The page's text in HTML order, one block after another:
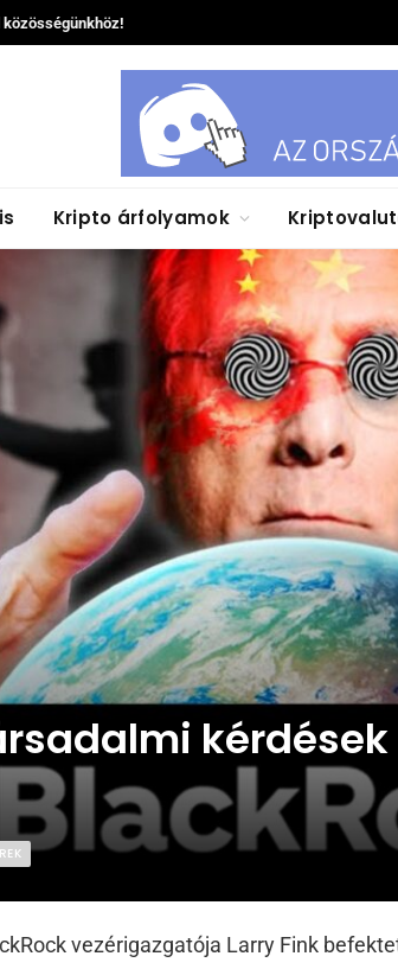
Kripto árfolyamok
kérdések
vezérigazgatója Larry Fink